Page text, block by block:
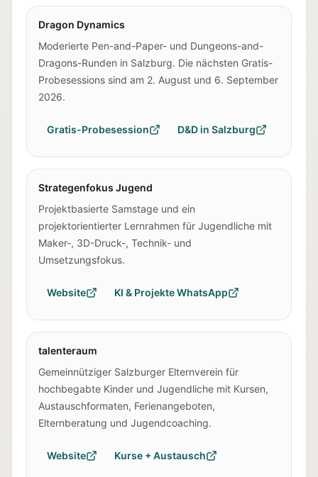
Dragon Dynamics
Moderierte Pen-and-Paper- und Dungeons-and-
Dragons-Runden in Salzburg. Die nächsten Gratis-
Probesessions sind am 2. August und 6. September
2026.
Gratis-Probesession D&D in Salzburg
Strategenfokus Jugend
Projektbasierte Samstage und ein
projektorientierter Lernrahmen für Jugendliche mit
Maker-, 3D-Druck-, Technik- und
Umsetzungsfokus.
Website KI & Projekte WhatsApp
talenteraum
Gemeinnütziger Salzburger Elternverein für
hochbegabte Kinder und Jugendliche mit Kursen,
Austauschformaten, Ferienangeboten,
Elternberatung und Jugendcoaching.
Website Kurse + Austausch